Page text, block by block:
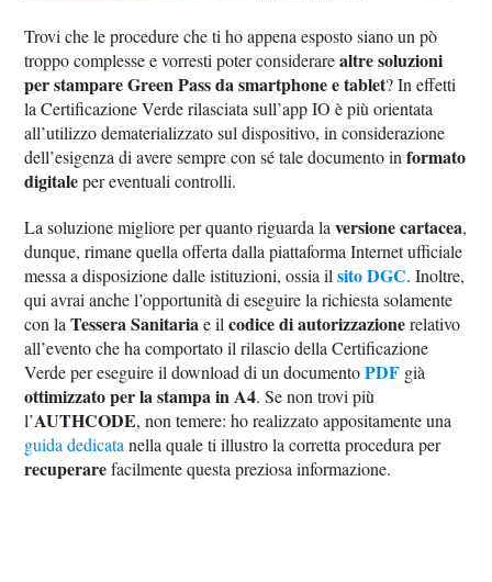
Trovi che le procedure che ti ho appena esposto siano un pò
troppo complesse e vorresti poter considerarealtre soluzioni
per stampare Green Pass da smartphone e tablet? In effetti
la Certificazione Verde rilasciata sull’app IO è più orientata
all’utilizzo dematerializzato sul dispositivo, in considerazione
dell’esigenza di avere sempre con sé tale documento informato
digitaleper eventuali controlli.
La soluzione migliore per quanto riguarda laversione cartacea,
dunque, rimane quella offerta dalla piattaforma Internet ufficiale
messa a disposizione dalle istituzioni, ossia ilsito DGC. Inoltre,
qui avrai anche l’opportunità di eseguire la richiesta solamente
con laTessera Sanitariae ilcodice di autorizzazionerelativo
all’evento che ha comportato il rilascio della Certificazione
Verde per eseguire il download di un documentoPDF già
ottimizzato per la stampa in A4. Se non trovi più
l’AUTHCODE, non temere: ho realizzato appositamente una
guida dedicatanella quale ti illustro la corretta procedura per
recuperarefacilmente questa preziosa informazione.